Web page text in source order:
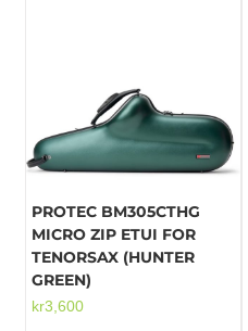
PROTEC BM305CTHG
MICRO ZIP ETUI FOR
TENORSAX (HUNTER
GREEN)
kr3,600